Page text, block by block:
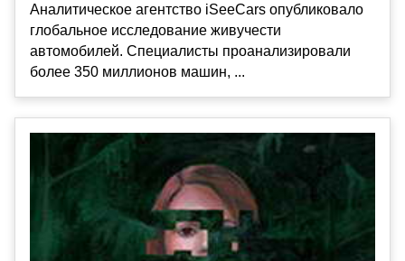
Аналитическое агентство iSeeCars опубликовало
глобальное исследование живучести
автомобилей. Специалисты проанализировали
более 350 миллионов машин, ...